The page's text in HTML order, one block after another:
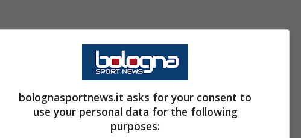
in particolare per quanto riguarda il
portoghese non stanno passando inosservate
pronto a mettere sul piatto una cifra
sessione estiva.
il
a lavorare sul sostituto e c’è un
bolognasportnews.it asks for your consent to
use your personal data for the following
purposes: